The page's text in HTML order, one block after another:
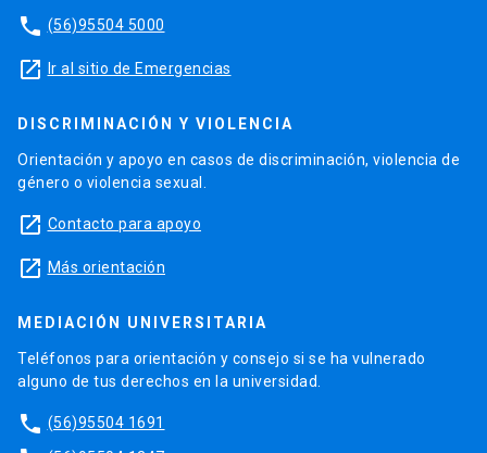
phone (56)95504 5000
launch Ir al sitio de Emergencias
DISCRIMINACIÓN Y VIOLENCIA
Orientación y apoyo en casos de discriminación, violencia de
género o violencia sexual.
launch Contacto para apoyo
launch Más orientación
MEDIACIÓN UNIVERSITARIA
Teléfonos para orientación y consejo si se ha vulnerado
alguno de tus derechos en la universidad.
phone (56)95504 1691